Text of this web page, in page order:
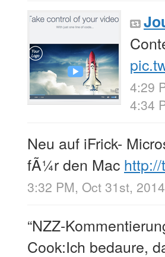
4:29
4:34
Neu auf iFrick-
fÃ¼r den Mac
3:32 PM, Oct 31st, 2014
“NZZ-
Cook:Ich bedaure,